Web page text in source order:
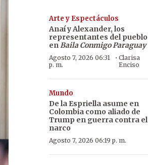
Arte y Espectáculos
Anaí y Alexander, los
representantes del pueblo
enBaila Conmigo Paraguay
Agosto 7, 2026 06:31
p. m.
· Clarisa
Enciso
Mundo
De la Espriella asume en
Colombia como aliado de
Trump en guerra contra el
narco
Agosto 7, 2026 06:19 p. m.